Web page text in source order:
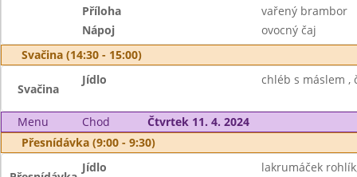
Příloha
vařený brambor
Nápoj
ovocný čaj
Svačina (14:30 - 15:00)
Svačina
Jídlo chléb s máslem ,
Menu Chod
Čtvrtek 11. 4. 2024
Přesnídávka (9:00 - 9:30)
Jídlo lakrumáček